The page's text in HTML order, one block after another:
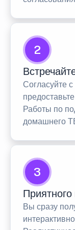
2
Согласуйте
Работы по
домашнего
3
Вы сразу